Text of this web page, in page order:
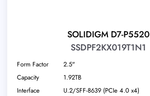
SOLIDIGM D7-P5520
SSDPF2KX019T1N1
Form Factor
2.5"
Capacity
1.92TB
Interface
U.2/​SFF-8639 (PCIe 4.0 x4)